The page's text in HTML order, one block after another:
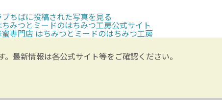
ブちばに投稿された写真を見る
ちみつとミードのはちみつ工房公式サイト
専門店 はちみつとミードのはちみつ工房
最新情報は各公式サイト等をご確認ください。